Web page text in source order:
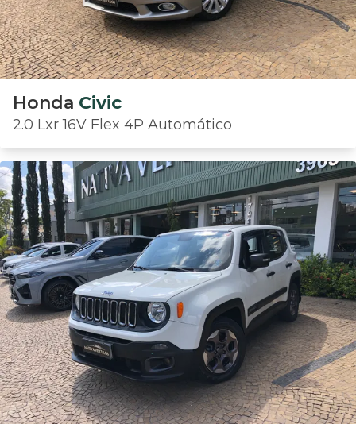
Honda Civic
2.0 Lxr 16V Flex 4P Automático